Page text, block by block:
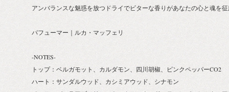
アンバランスな魅惑を放つドライでビターな香りがあなたの心と魂を
パフューマー｜ルカ・マッフェリ
-NOTES-
トップ：ベルガモット、カルダモン、四川胡椒、ピンクペッパーCO2
ハート：サンダルウッド、カシミアウッド、シナモン